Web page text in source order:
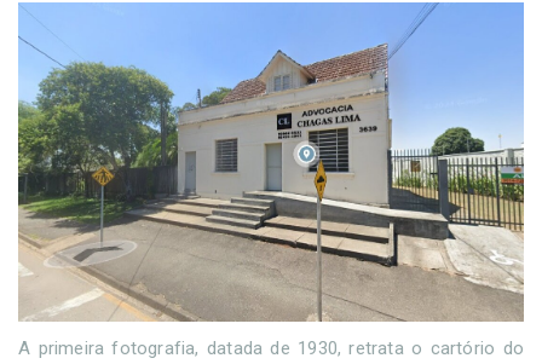
A primeira fotografia, datada de 1930, retrata o cartório do